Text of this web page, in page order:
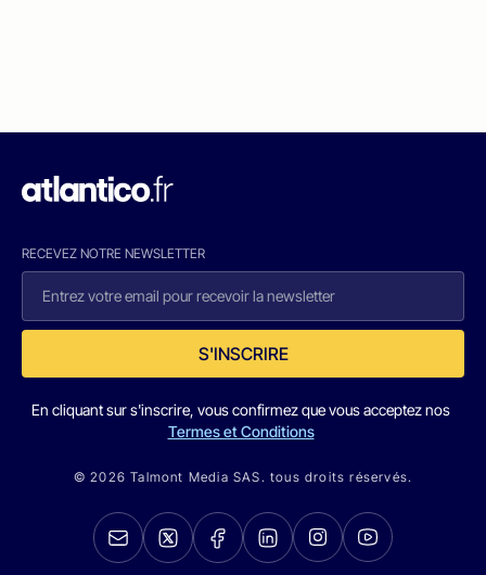
RECEVEZ NOTRE NEWSLETTER
S'INSCRIRE
En cliquant sur s'inscrire, vous confirmez que vous acceptez nos
Termes et Conditions
© 2026 Talmont Media SAS. tous droits réservés.